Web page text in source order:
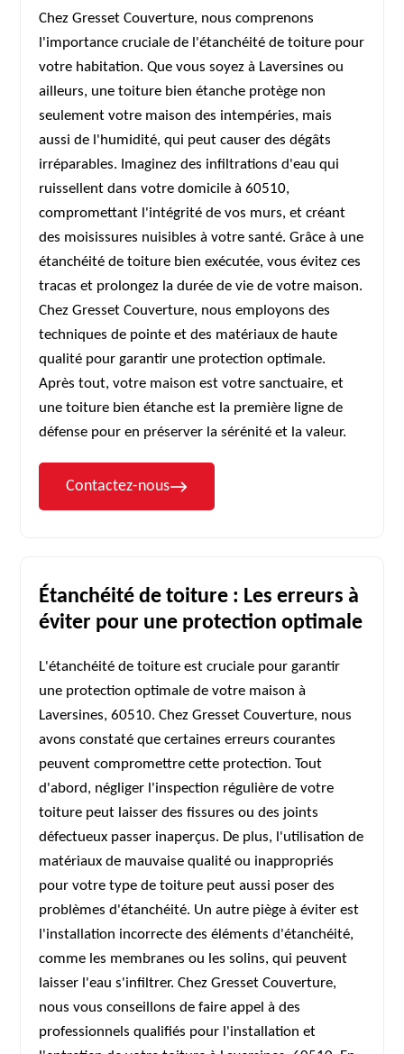
Chez Gresset Couverture, nous comprenons
l'importance cruciale de l'étanchéité de toiture pour
votre habitation. Que vous soyez à Laversines ou
ailleurs, une toiture bien étanche protège non
seulement votre maison des intempéries, mais
aussi de l'humidité, qui peut causer des dégâts
irréparables. Imaginez des infiltrations d'eau qui
ruissellent dans votre domicile à 60510,
compromettant l'intégrité de vos murs, et créant
des moisissures nuisibles à votre santé. Grâce à une
étanchéité de toiture bien exécutée, vous évitez ces
tracas et prolongez la durée de vie de votre maison.
Chez Gresset Couverture, nous employons des
techniques de pointe et des matériaux de haute
qualité pour garantir une protection optimale.
Après tout, votre maison est votre sanctuaire, et
une toiture bien étanche est la première ligne de
défense pour en préserver la sérénité et la valeur.
Contactez-nous
Étanchéité de toiture : Les erreurs à
éviter pour une protection optimale
L'étanchéité de toiture est cruciale pour garantir
une protection optimale de votre maison à
Laversines, 60510. Chez Gresset Couverture, nous
avons constaté que certaines erreurs courantes
peuvent compromettre cette protection. Tout
d'abord, négliger l'inspection régulière de votre
toiture peut laisser des fissures ou des joints
défectueux passer inaperçus. De plus, l'utilisation de
matériaux de mauvaise qualité ou inappropriés
pour votre type de toiture peut aussi poser des
problèmes d'étanchéité. Un autre piège à éviter est
l'installation incorrecte des éléments d'étanchéité,
comme les membranes ou les solins, qui peuvent
laisser l'eau s'infiltrer. Chez Gresset Couverture,
nous vous conseillons de faire appel à des
professionnels qualifiés pour l'installation et